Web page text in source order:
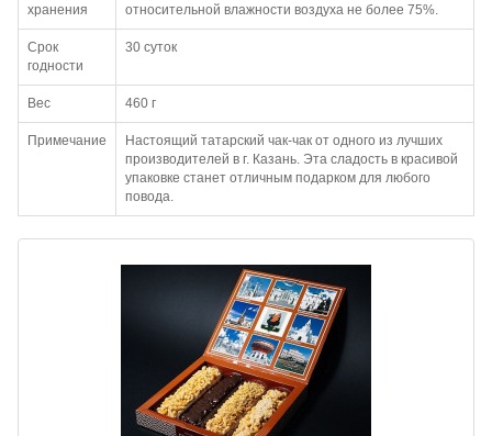
хранения
относительной влажности воздуха не более 75%.
Срок
годности
30 суток
Вес 460 г
Примечание
Настоящий татарский чак-чак от одного из лучших
производителей в г. Казань. Эта сладость в красивой
упаковке станет отличным подарком для любого
повода.